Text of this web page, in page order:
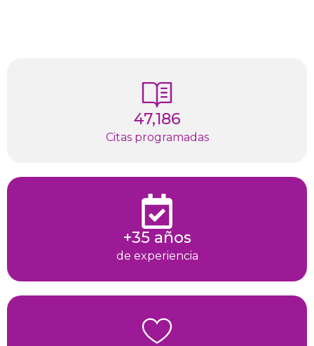
47,186
Citas programadas
+35 años
de experiencia